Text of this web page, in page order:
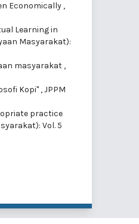
Economically ,
Learning in
Masyarakat):
masyarakat ,
Kopi" ,JPPM
practice
Vol. 5